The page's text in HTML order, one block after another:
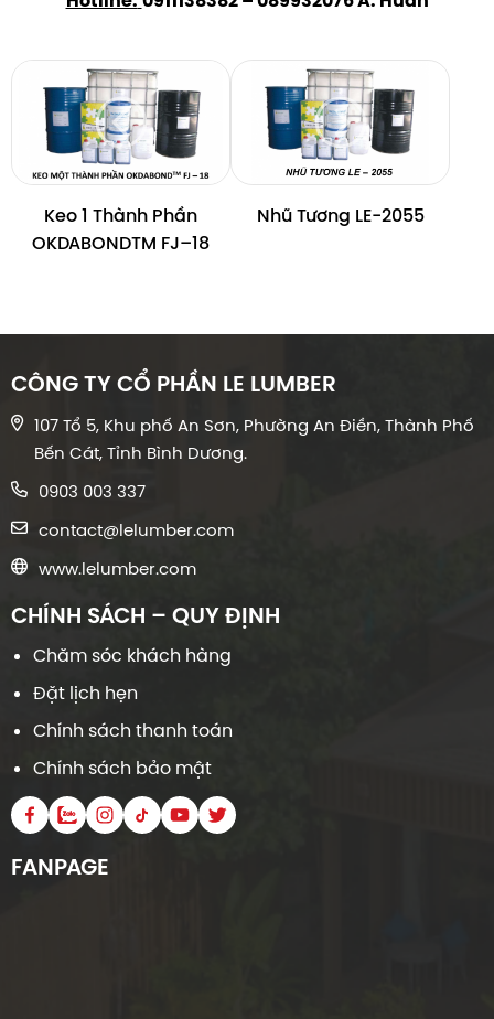
Keo 1 Thành Phần
OKDABONDTM FJ–18
Nhũ Tương LE-2055
CÔNG TY CỔ PHẦN LE LUMBER
107 Tổ 5, Khu phố An Sơn, Phường An Điền, Thành Phố
Bến Cát, Tỉnh Bình Dương.
0903 003 337
contact@lelumber.com
www.lelumber.com
CHÍNH SÁCH – QUY ĐỊNH
Chăm sóc khách hàng
Đặt lịch hẹn
Chính sách thanh toán
Chính sách bảo mật
FANPAGE